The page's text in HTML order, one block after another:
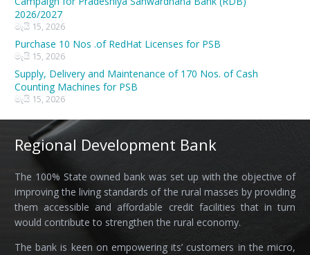
2026/2027
මැයි 15, 2026
Purchase 10 Nos .of RedHat Licenses for PSB
මැයි 15, 2026
Supply, Delivery and Maintenance of 170 Nos. of Cash
Counting Machines for PSB
මැයි 15, 2026
Regional Development Bank
The 100% State owned bank was set up with the objective of
improving the living standards of the rural masses by providing
them accessible and affordable credit facilities that in turn
would contribute to strengthen the rural economy.
The bank is keen on empowering its’ customers in the micro,